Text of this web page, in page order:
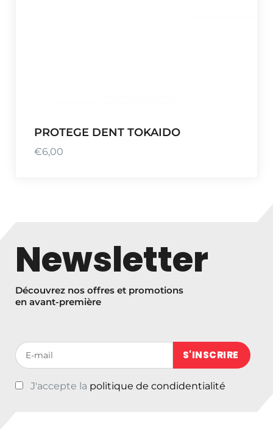
PROTEGE DENT TOKAIDO
€6,00
Newsletter
Découvrez nos offres et promotions
en avant-première
Votre adresse de messagerie (obligatoire)
J'accepte la politique de condidentialité